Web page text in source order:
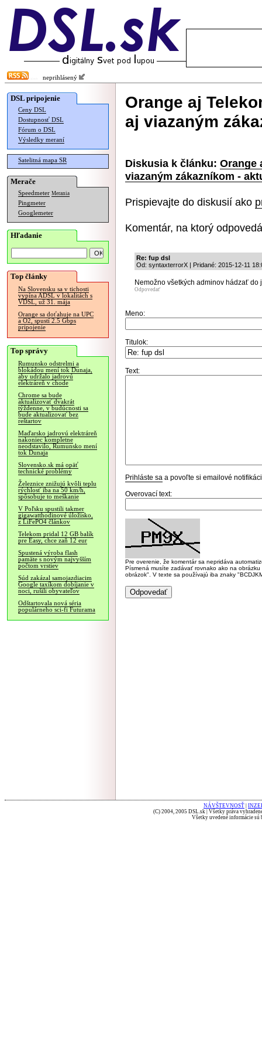
neprihlásený
DSL pripojenie
Ceny DSL
Dostupnosť DSL
Fórum o DSL
Výsledky meraní
Satelitná mapa SR
Merače
Speedmeter Merania
Pingmeter
Googlemeter
Hľadanie
Top články
Na Slovensku sa v tichosti
vypína ADSL v lokalitách s
VDSL, už 31. mája
Orange sa doťahuje na UPC
a O2, spustí 2.5 Gbps
pripojenie
Top správy
Rumunsko odstrelmi a
blokádou mení tok Dunaja,
aby udržalo jadrovú
elektráreň v chode
Chrome sa bude
aktualizovať dvakrát
týždenne, v budúcnosti sa
bude aktualizovať bez
reštartov
Maďarsko jadrovú elektráreň
nakoniec kompletne
neodstavilo, Rumunsko mení
tok Dunaja
Slovensko.sk má opäť
technické problémy
Železnice znižujú kvôli teplu
rýchlosť iba na 50 km/h,
spôsobuje to meškanie
V Poľsku spustili takmer
gigawatthodinové úložisko,
z LiFePO4 článkov
Telekom pridal 12 GB balík
pre Easy, chce zaň 12 eur
Spustená výroba flash
pamäte s novým najvyšším
počtom vrstiev
Súd zakázal samojazdiacim
Google taxíkom dobíjanie v
noci, rušili obyvateľov
Odštartovala nová séria
populárneho sci-fi Futurama
Orange aj
aj viazaným
Diskusia k článku: Orange
viazaným zákazníkom -
Prispievajte do diskusií ako
Komentár, na ktorý
Re: fup dsl
Od: syntaxterrorX | Pridané: 2015-12-11
Nemožno všetkých adminov hádzať do
Odpovedať
Meno:
Titulok:
Text:
Prihláste sa a povoľte si emailové
Overovací text:
Pre overenie, že komentár sa nepridáva
Písmená musíte zadávať rovnako ako na
obrázok". V texte sa používajú iba znaky
NÁVŠTEVNOSŤ
(C) 2004, 2005 DSL.sk | Všetky práva
Všetky uvedené informácie sú